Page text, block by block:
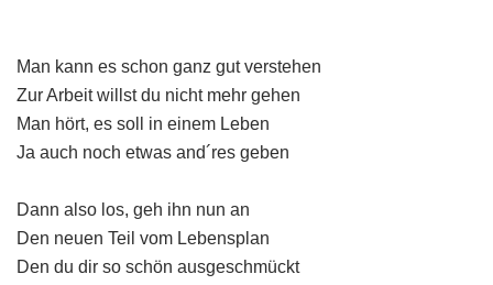
Man kann es schon ganz gut verstehen
Zur Arbeit willst du nicht mehr gehen
Man hört, es soll in einem Leben
Ja auch noch etwas and´res geben
Dann also los, geh ihn nun an
Den neuen Teil vom Lebensplan
Den du dir so schön ausgeschmückt